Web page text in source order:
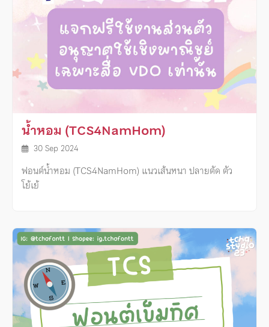
น้ำหอม (TCS4NamHom)
30 Sep 2024
ฟอนต์น้ำหอม (TCS4NamHom) แนวเส้นหนา ปลายตัด ตัว
โย้เย้